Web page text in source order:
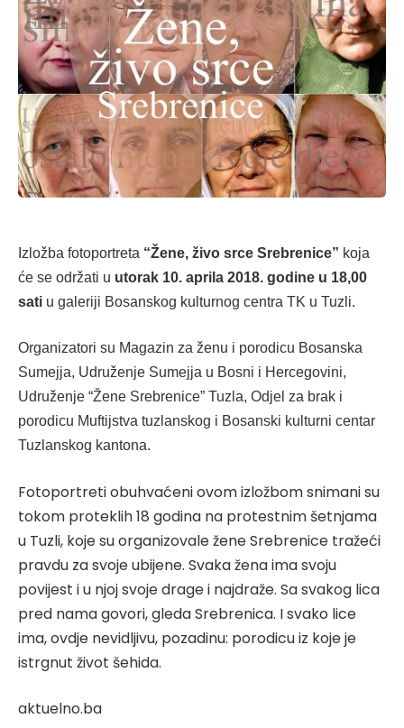
Izložba fotoportreta “Žene, živo srce Srebrenice” koja
će se održati u utorak 10. aprila 2018. godine u 18,00
sati u galeriji Bosanskog kulturnog centra TK u Tuzli.
Organizatori su Magazin za ženu i porodicu Bosanska
Sumejja, Udruženje Sumejja u Bosni i Hercegovini,
Udruženje “Žene Srebrenice” Tuzla, Odjel za brak i
porodicu Muftijstva tuzlanskog i Bosanski kulturni centar
Tuzlanskog kantona.
Fotoportreti obuhvaćeni ovom izložbom snimani su
tokom proteklih 18 godina na protestnim šetnjama
u Tuzli, koje su organizovale žene Srebrenice tražeći
pravdu za svoje ubijene. Svaka žena ima svoju
povijest i u njoj svoje drage i najdraže. Sa svakog lica
pred nama govori, gleda Srebrenica. I svako lice
ima, ovdje nevidljivu, pozadinu: porodicu iz koje je
istrgnut život šehida.
aktuelno.ba